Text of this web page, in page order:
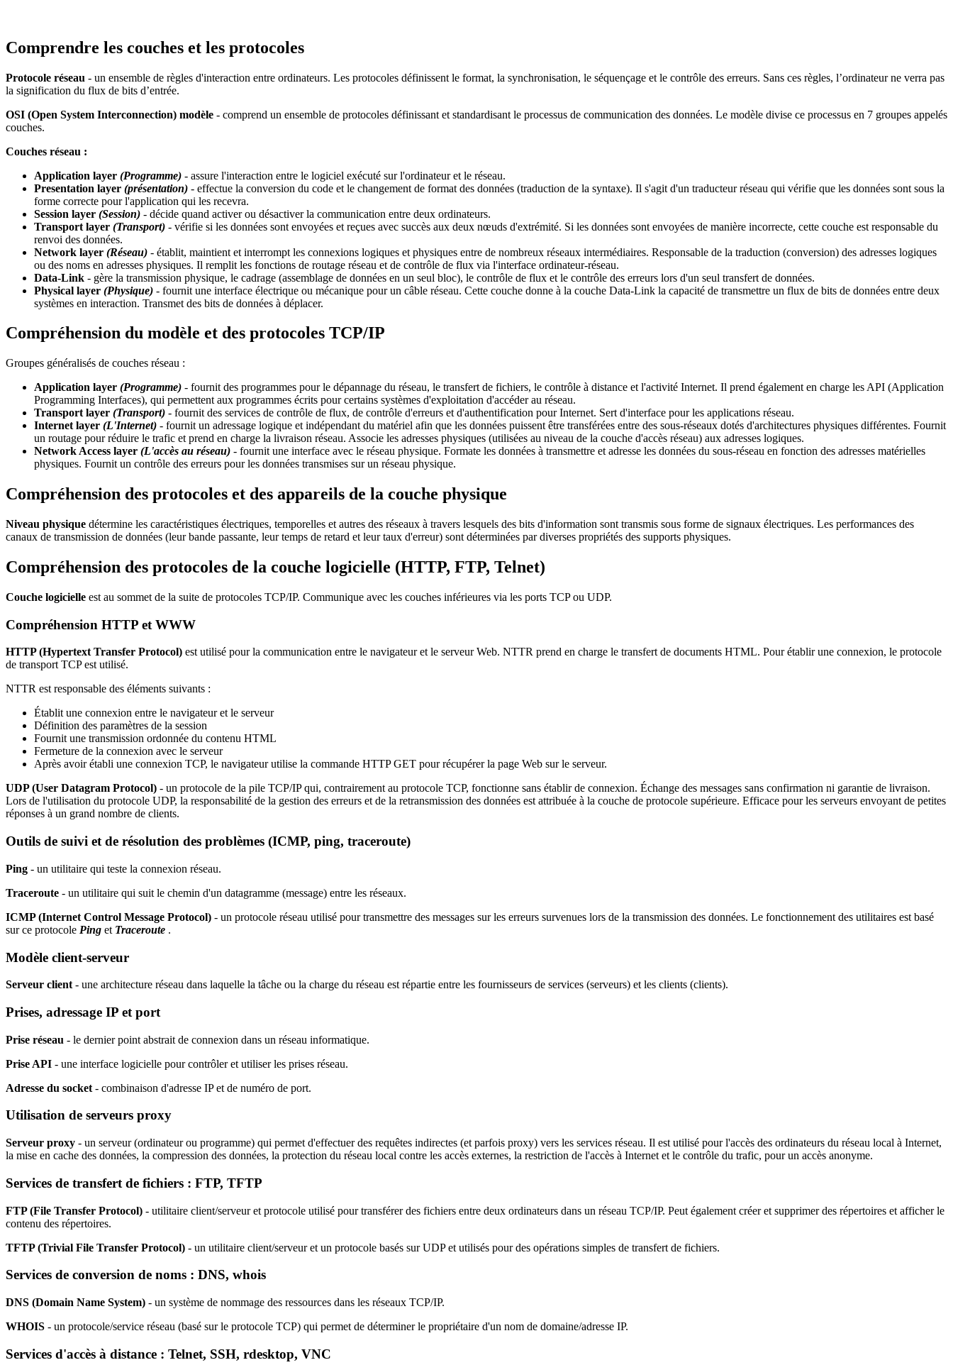
Comprendre les couches et les protocoles
Protocole réseau - un ensemble de règles d'interaction entre ordinateurs. Les protocoles définissent le format, la synchronisation, le séquençage et le contrôle des erreurs. Sans ces règles, l’ordinateur ne verra pas
la signification du flux de bits d’entrée.
OSI (Open System Interconnection) modèle - comprend un ensemble de protocoles définissant et standardisant le processus de communication des données. Le modèle divise ce processus en 7 groupes appelés
couches.
Couches réseau :
Application layer (Programme) - assure l'interaction entre le logiciel exécuté sur l'ordinateur et le réseau.
Presentation layer (présentation) - effectue la conversion du code et le changement de format des données (traduction de la syntaxe). Il s'agit d'un traducteur réseau qui vérifie que les données sont sous la
forme correcte pour l'application qui les recevra.
Session layer (Session) - décide quand activer ou désactiver la communication entre deux ordinateurs.
Transport layer (Transport) - vérifie si les données sont envoyées et reçues avec succès aux deux nœuds d'extrémité. Si les données sont envoyées de manière incorrecte, cette couche est responsable du
renvoi des données.
Network layer (Réseau) - établit, maintient et interrompt les connexions logiques et physiques entre de nombreux réseaux intermédiaires. Responsable de la traduction (conversion) des adresses logiques
ou des noms en adresses physiques. Il remplit les fonctions de routage réseau et de contrôle de flux via l'interface ordinateur-réseau.
Data-Link - gère la transmission physique, le cadrage (assemblage de données en un seul bloc), le contrôle de flux et le contrôle des erreurs lors d'un seul transfert de données.
Physical layer (Physique) - fournit une interface électrique ou mécanique pour un câble réseau. Cette couche donne à la couche Data-Link la capacité de transmettre un flux de bits de données entre deux
systèmes en interaction. Transmet des bits de données à déplacer.
Compréhension du modèle et des protocoles TCP/IP
Groupes généralisés de couches réseau :
Application layer (Programme) - fournit des programmes pour le dépannage du réseau, le transfert de fichiers, le contrôle à distance et l'activité Internet. Il prend également en charge les API (Application
Programming Interfaces), qui permettent aux programmes écrits pour certains systèmes d'exploitation d'accéder au réseau.
Transport layer (Transport) - fournit des services de contrôle de flux, de contrôle d'erreurs et d'authentification pour Internet. Sert d'interface pour les applications réseau.
Internet layer (L'Internet) - fournit un adressage logique et indépendant du matériel afin que les données puissent être transférées entre des sous-réseaux dotés d'architectures physiques différentes. Fournit
un routage pour réduire le trafic et prend en charge la livraison réseau. Associe les adresses physiques (utilisées au niveau de la couche d'accès réseau) aux adresses logiques.
Network Access layer (L'accès au réseau) - fournit une interface avec le réseau physique. Formate les données à transmettre et adresse les données du sous-réseau en fonction des adresses matérielles
physiques. Fournit un contrôle des erreurs pour les données transmises sur un réseau physique.
Compréhension des protocoles et des appareils de la couche physique
Niveau physique détermine les caractéristiques électriques, temporelles et autres des réseaux à travers lesquels des bits d'information sont transmis sous forme de signaux électriques. Les performances des
canaux de transmission de données (leur bande passante, leur temps de retard et leur taux d'erreur) sont déterminées par diverses propriétés des supports physiques.
Compréhension des protocoles de la couche logicielle (HTTP, FTP, Telnet)
Couche logicielle est au sommet de la suite de protocoles TCP/IP. Communique avec les couches inférieures via les ports TCP ou UDP.
Compréhension HTTP et WWW
HTTP (Hypertext Transfer Protocol) est utilisé pour la communication entre le navigateur et le serveur Web. NTTR prend en charge le transfert de documents HTML. Pour établir une connexion, le protocole
de transport TCP est utilisé.
NTTR est responsable des éléments suivants :
Établit une connexion entre le navigateur et le serveur
Définition des paramètres de la session
Fournit une transmission ordonnée du contenu HTML
Fermeture de la connexion avec le serveur
Après avoir établi une connexion TCP, le navigateur utilise la commande HTTP GET pour récupérer la page Web sur le serveur.
UDP (User Datagram Protocol) - un protocole de la pile TCP/IP qui, contrairement au protocole TCP, fonctionne sans établir de connexion. Échange des messages sans confirmation ni garantie de livraison.
Lors de l'utilisation du protocole UDP, la responsabilité de la gestion des erreurs et de la retransmission des données est attribuée à la couche de protocole supérieure. Efficace pour les serveurs envoyant de petites
réponses à un grand nombre de clients.
Outils de suivi et de résolution des problèmes (ICMP, ping, traceroute)
Ping - un utilitaire qui teste la connexion réseau.
Traceroute - un utilitaire qui suit le chemin d'un datagramme (message) entre les réseaux.
ICMP (Internet Control Message Protocol) - un protocole réseau utilisé pour transmettre des messages sur les erreurs survenues lors de la transmission des données. Le fonctionnement des utilitaires est basé
sur ce protocole Ping et Traceroute .
Modèle client-serveur
Serveur client - une architecture réseau dans laquelle la tâche ou la charge du réseau est répartie entre les fournisseurs de services (serveurs) et les clients (clients).
Prises, adressage IP et port
Prise réseau - le dernier point abstrait de connexion dans un réseau informatique.
Prise API - une interface logicielle pour contrôler et utiliser les prises réseau.
Adresse du socket - combinaison d'adresse IP et de numéro de port.
Utilisation de serveurs proxy
Serveur proxy - un serveur (ordinateur ou programme) qui permet d'effectuer des requêtes indirectes (et parfois proxy) vers les services réseau. Il est utilisé pour l'accès des ordinateurs du réseau local à Internet,
la mise en cache des données, la compression des données, la protection du réseau local contre les accès externes, la restriction de l'accès à Internet et le contrôle du trafic, pour un accès anonyme.
Services de transfert de fichiers : FTP, TFTP
FTP (File Transfer Protocol) - utilitaire client/serveur et protocole utilisé pour transférer des fichiers entre deux ordinateurs dans un réseau TCP/IP. Peut également créer et supprimer des répertoires et afficher le
contenu des répertoires.
TFTP (Trivial File Transfer Protocol) - un utilitaire client/serveur et un protocole basés sur UDP et utilisés pour des opérations simples de transfert de fichiers.
Services de conversion de noms : DNS, whois
DNS (Domain Name System) - un système de nommage des ressources dans les réseaux TCP/IP.
WHOIS - un protocole/service réseau (basé sur le protocole TCP) qui permet de déterminer le propriétaire d'un nom de domaine/adresse IP.
Services d'accès à distance : Telnet, SSH, rdesktop, VNC